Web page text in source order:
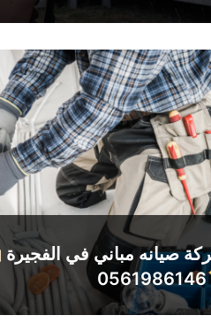
صيانه مباني في الفجيرة
0561986146